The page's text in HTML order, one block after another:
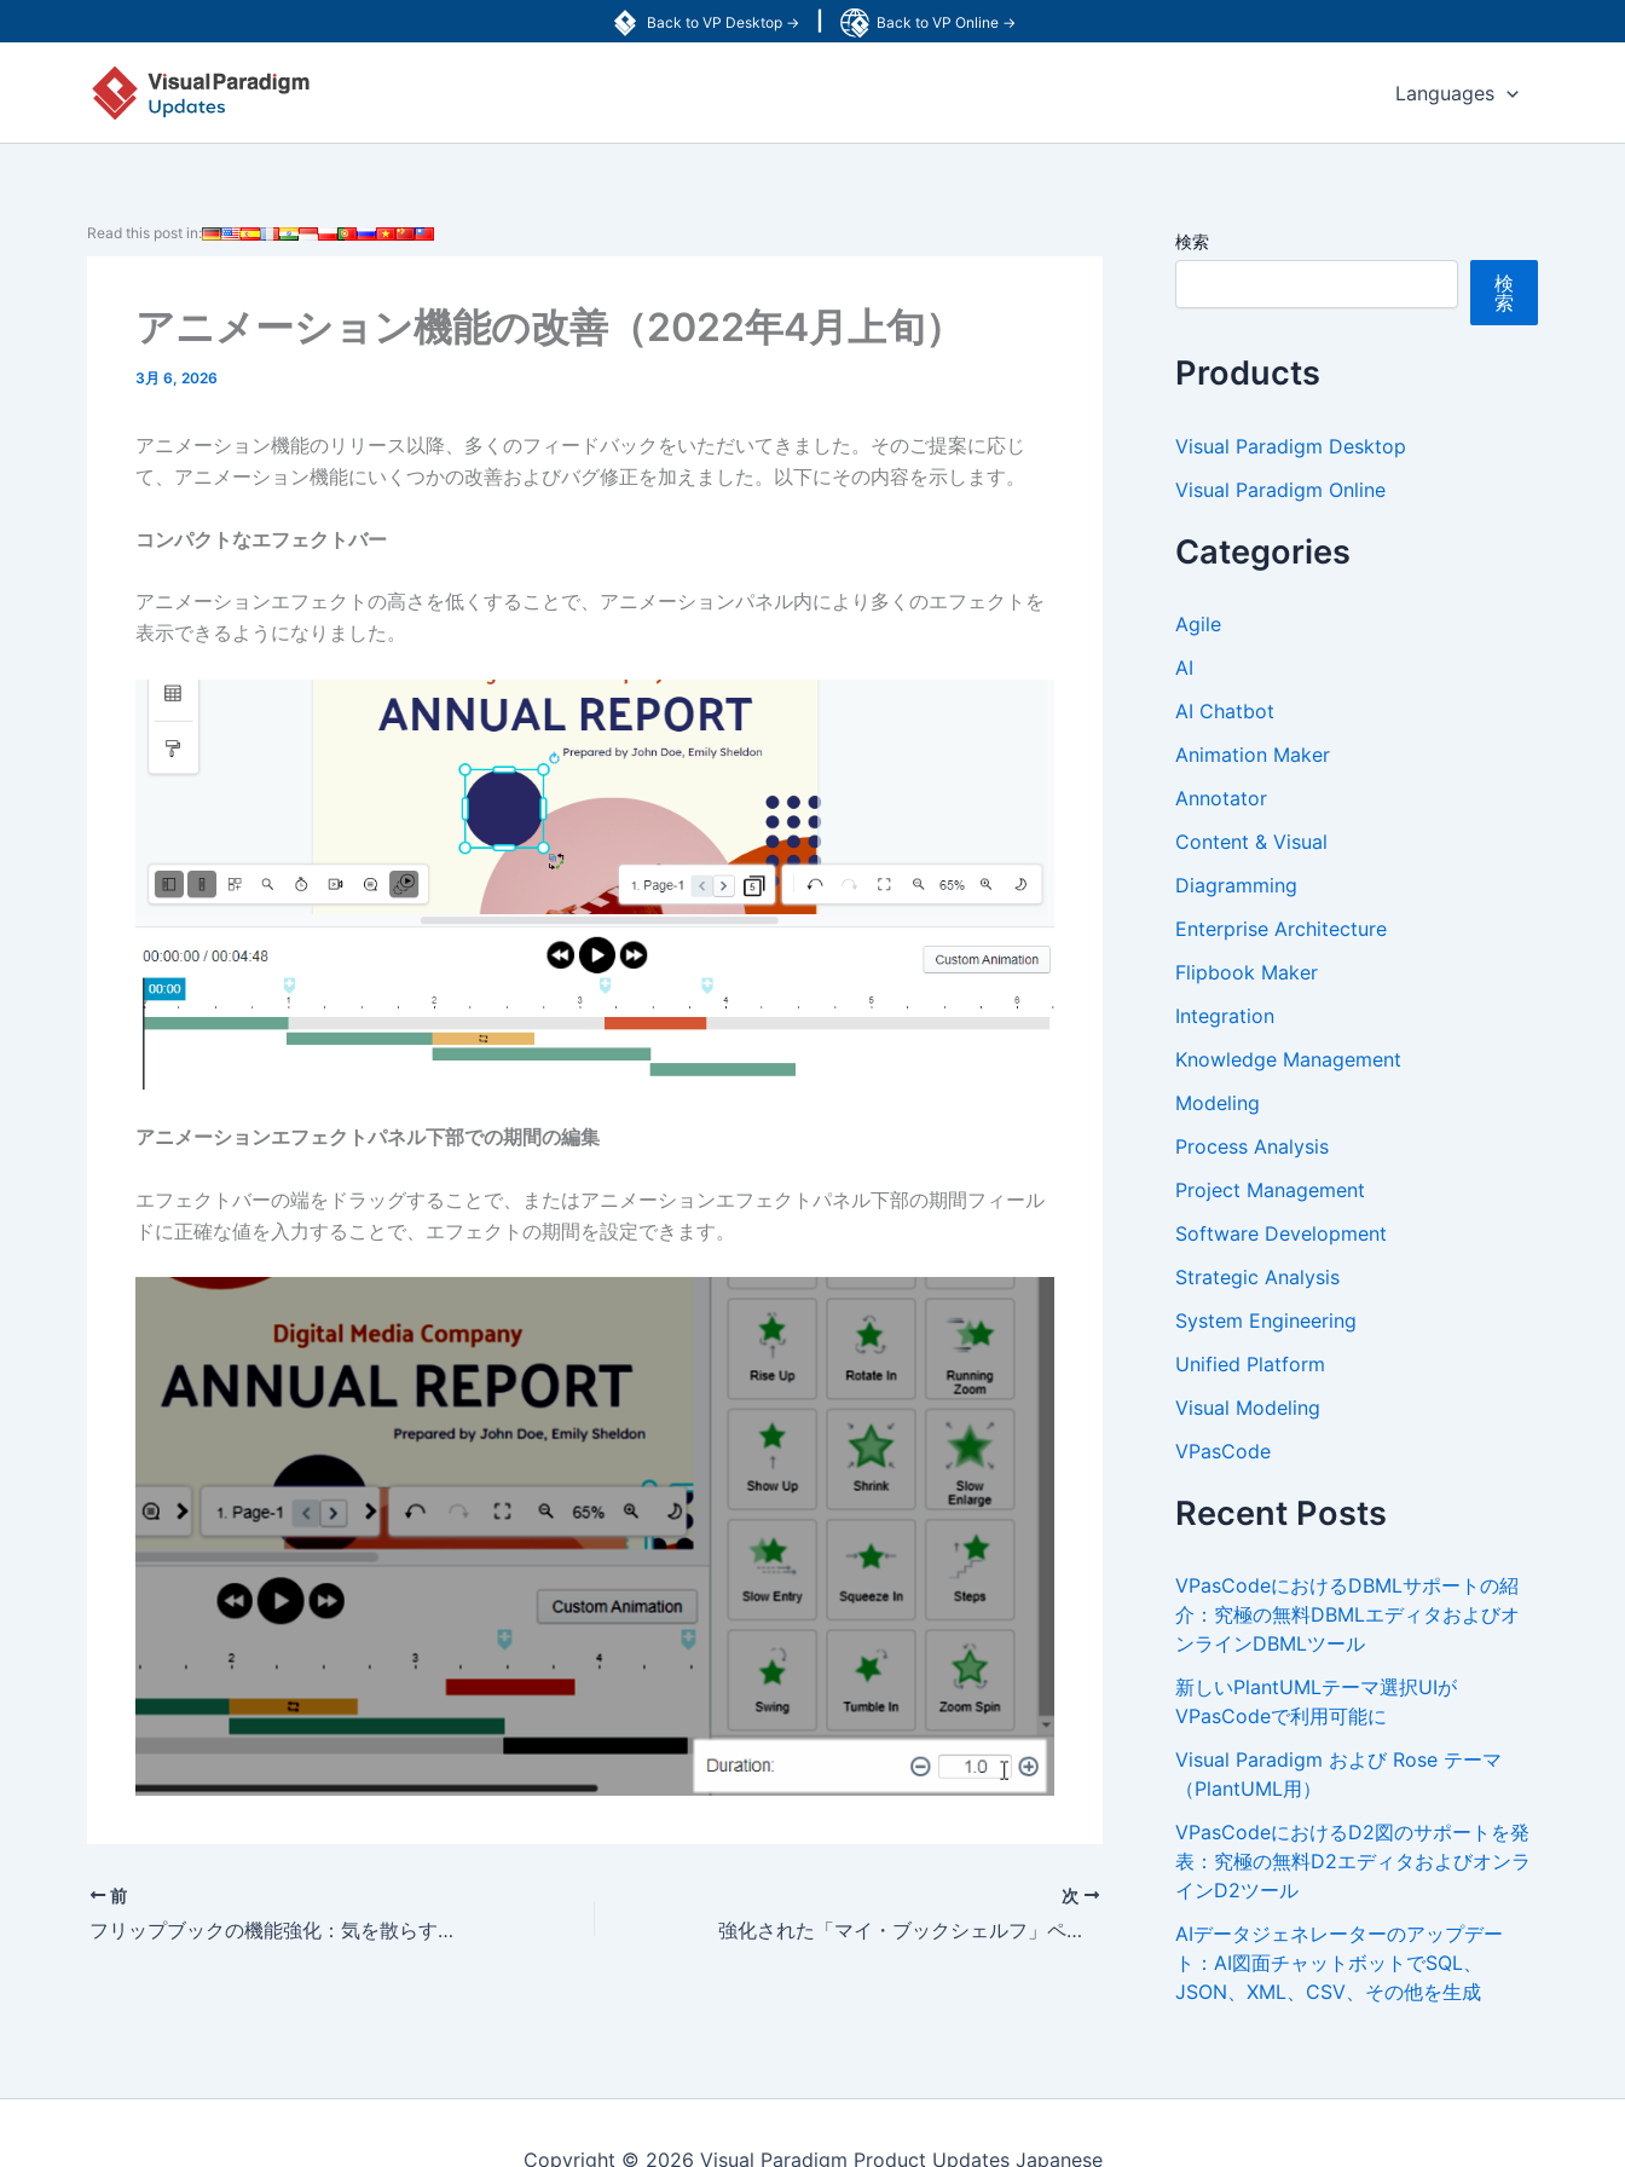
Back to VP Desktop → Back to VP Online →
容
キ
Languages
Read this post in:
アニメーション機能の改善（2022年4月上旬）
3月 6, 2026
アニメーション機能のリリース以降、多くのフィードバックをいただいてきました。そのご提案に応じ
て、アニメーション機能にいくつかの改善およびバグ修正を加えました。以下にその内容を示します。
コンパクトなエフェクトバー
アニメーションエフェクトの高さを低くすることで、アニメーションパネル内により多くのエフェクトを
表示できるようになりました。
アニメーションエフェクトパネル下部での期間の編集
エフェクトバーの端をドラッグすることで、またはアニメーションエフェクトパネル下部の期間フィール
ドに正確な値を入力することで、エフェクトの期間を設定できます。
前
フリップブックの機能強化：気を散らす要素のない読書モード
次
強化された「マイ・ブックシェルフ」ページ
検索
検
索
Products
Visual Paradigm Desktop
Visual Paradigm Online
Categories
Agile
AI
AI Chatbot
Animation Maker
Annotator
Content & Visual
Diagramming
Enterprise Architecture
Flipbook Maker
Integration
Knowledge Management
Modeling
Process Analysis
Project Management
Software Development
Strategic Analysis
System Engineering
Unified Platform
Visual Modeling
VPasCode
Recent Posts
VPasCodeにおけるDBMLサポートの紹
介：究極の無料DBMLエディタおよびオ
ンラインDBMLツール
新しいPlantUMLテーマ選択UIが
VPasCodeで利用可能に
Visual Paradigm および Rose テーマ
（PlantUML用）
VPasCodeにおけるD2図のサポートを発
表：究極の無料D2エディタおよびオンラ
インD2ツール
AIデータジェネレーターのアップデー
ト：AI図面チャットボットでSQL、
JSON、XML、CSV、その他を生成
Copyright © 2026 Visual Paradigm Product Updates Japanese